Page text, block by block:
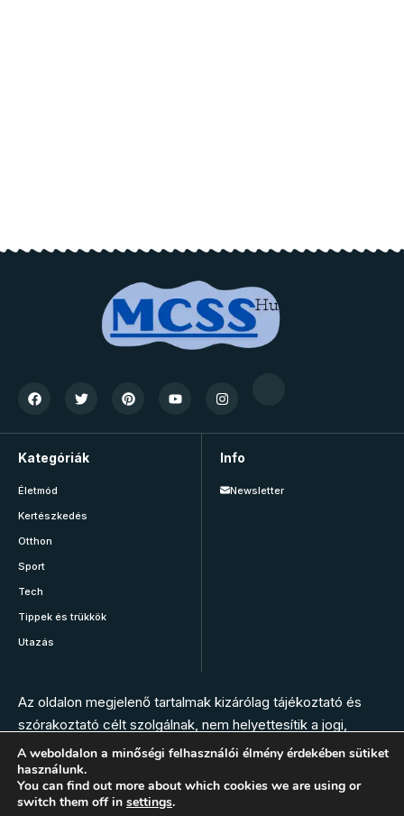
Kategóriák
Életmód
Kertészkedés
Otthon
Sport
Tech
Tippek és trükkök
Utazás
Info
Newsletter
Az oldalon megjelenő tartalmak kizárólag tájékoztató és
szórakoztató célt szolgálnak, nem helyettesítik a jogi,
orvosi, állatorvosi, gyógyszerészi vagy más szakember
tanácsát. Az oldal szerkesztésében nem vesznek részt
szakemberek. Bármilyen panasz, tünet vagy egészségügyi
A weboldalon a minőségi felhasználói élmény érdekében sütiket
használunk.
You can find out more about which cookies we are using or
switch them off in settings.